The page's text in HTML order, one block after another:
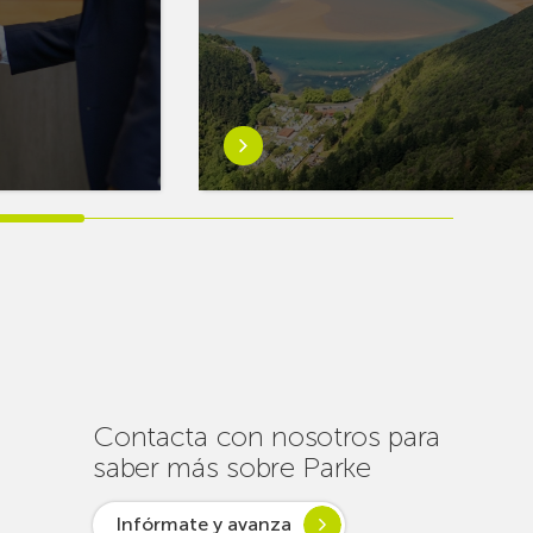
Saber
más
sobreEuskaltel
realiza
garantizar
la
conectividad
Contacta con nosotros para
saber más sobre Parke
Infórmate y avanza